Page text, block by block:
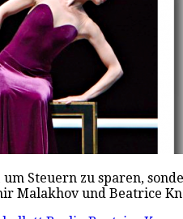
Steuern zu sparen,
Malakhov und Beatrice